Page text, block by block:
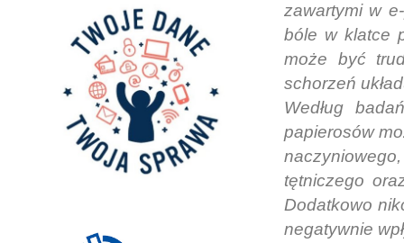
zawartymi w
bóle w klatce
może być
schorzeń
Według
papierosów
tętniczego
Dodatkowo
negatywnie